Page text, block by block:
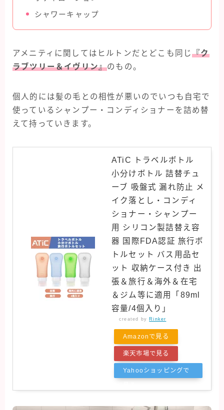
シャワーキャップ
アメニティに関してはヒルトンだとどこも同じ『ク
ラブツリー＆イヴリン』のもの。
個人的には髪の毛との相性が悪いのでいつも自宅で
使っているシャンプー・コンディショナーを詰め替
えて持っていきます。
ATiC トラベルボトル
小分けボトル 詰替チュ
ーブ 吸盤式 漏れ防止 メ
イク落とし・コンディ
ショナー・シャンプー
用 シリコン製詰替え容
器 国際FDA認証 旅行ボ
トルセット バス用品セ
ット 収納ケース付き 出
張＆旅行＆海外＆在宅
＆ジム等に適用「89ml
容量/4個入り」
created by Rinker
Amazonで見る
楽天市場で見る
Yahooショッピングで